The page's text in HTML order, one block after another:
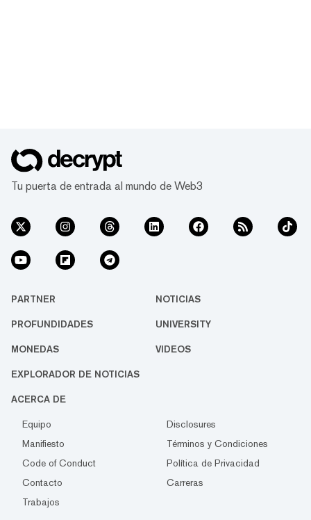
Tu puerta de entrada al mundo de Web3
PARTNER NOTICIAS
PROFUNDIDADES UNIVERSITY
MONEDAS VIDEOS
EXPLORADOR DE NOTICIAS
ACERCA DE
Equipo
Disclosures
Manifiesto
Términos y Condiciones
Code of Conduct
Política de Privacidad
Contacto
Carreras
Trabajos